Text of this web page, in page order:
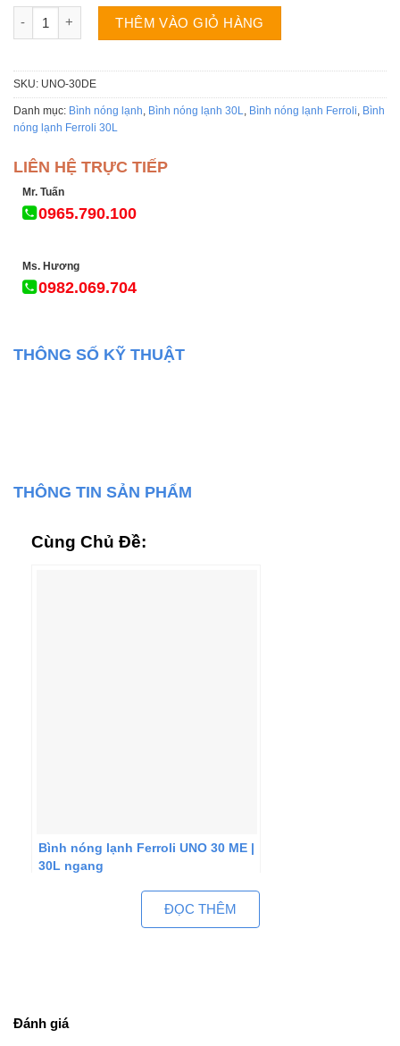
Bình nóng lạnh Ferroli UNO-30DE | 30L ngang số lượng
THÊM VÀO GIỎ HÀNG
SKU: UNO-30DE
Danh mục: Bình nóng lạnh, Bình nóng lạnh 30L, Bình nóng lạnh Ferroli, Bình
nóng lạnh Ferroli 30L
LIÊN HỆ TRỰC TIẾP
Mr. Tuấn
0965.790.100
Ms. Hương
0982.069.704
THÔNG SỐ KỸ THUẬT
THÔNG TIN SẢN PHẨM
Cùng Chủ Đề:
Bình nóng lạnh Ferroli UNO 30 ME |
30L ngang
ĐỌC THÊM
Đánh giá